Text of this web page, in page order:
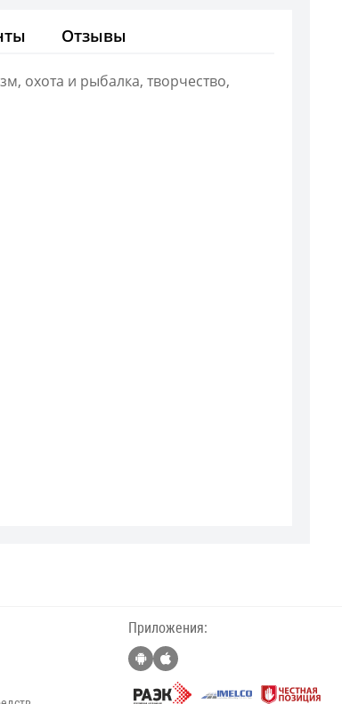
Отзывы
охота и рыбалка, творчество,
Приложения: